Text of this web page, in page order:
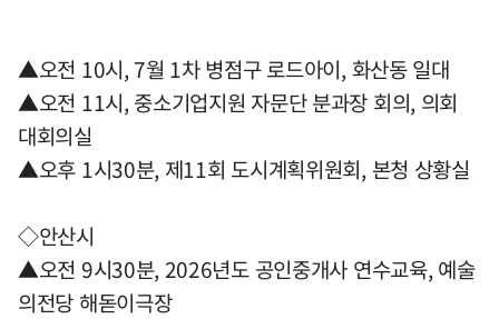
▲오전 10시, 7월 1차 병점구 로드아이, 화산동 일대
▲오전 11시, 중소기업지원 자문단 분과장 회의, 의회
대회의실
▲오후 1시30분, 제11회 도시계획위원회, 본청 상황실
◇안산시
▲오전 9시30분, 2026년도 공인중개사 연수교육, 예술
의전당 해돋이극장